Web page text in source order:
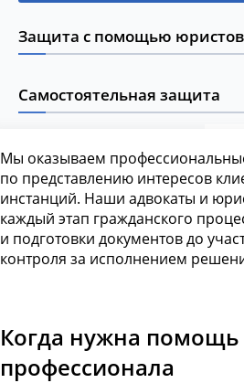
Защита с помощью юристов
Самостоятельная защита
Мы оказываем
по представлению интересов
инстанций. Наши адвокаты и
каждый этап гражданского
и подготовки документов до
контроля за исполнением
Когда нужна помощь
профессионала